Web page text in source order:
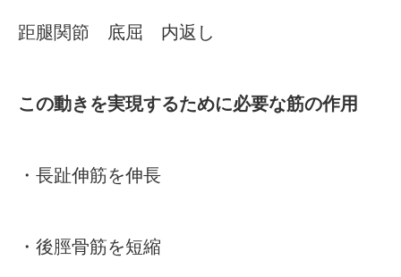
距腿関節 底屈 内返し
この動きを実現するために必要な筋の作用
・長趾伸筋を伸長
・後脛骨筋を短縮